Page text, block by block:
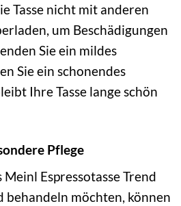
Tasse nicht mit anderen
um Beschädigungen
Sie ein mildes
Sie ein schonendes
Ihre Tasse lange schön
Pflege
Espressotasse Trend
behandeln möchten, können